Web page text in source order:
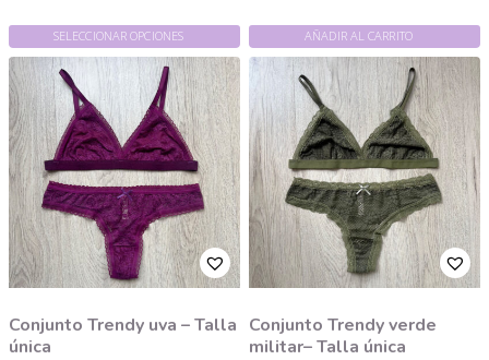
SELECCIONAR OPCIONES AÑADIR AL CARRITO
Conjunto Trendy uva – Talla
única
Conjunto Trendy verde
militar– Talla única